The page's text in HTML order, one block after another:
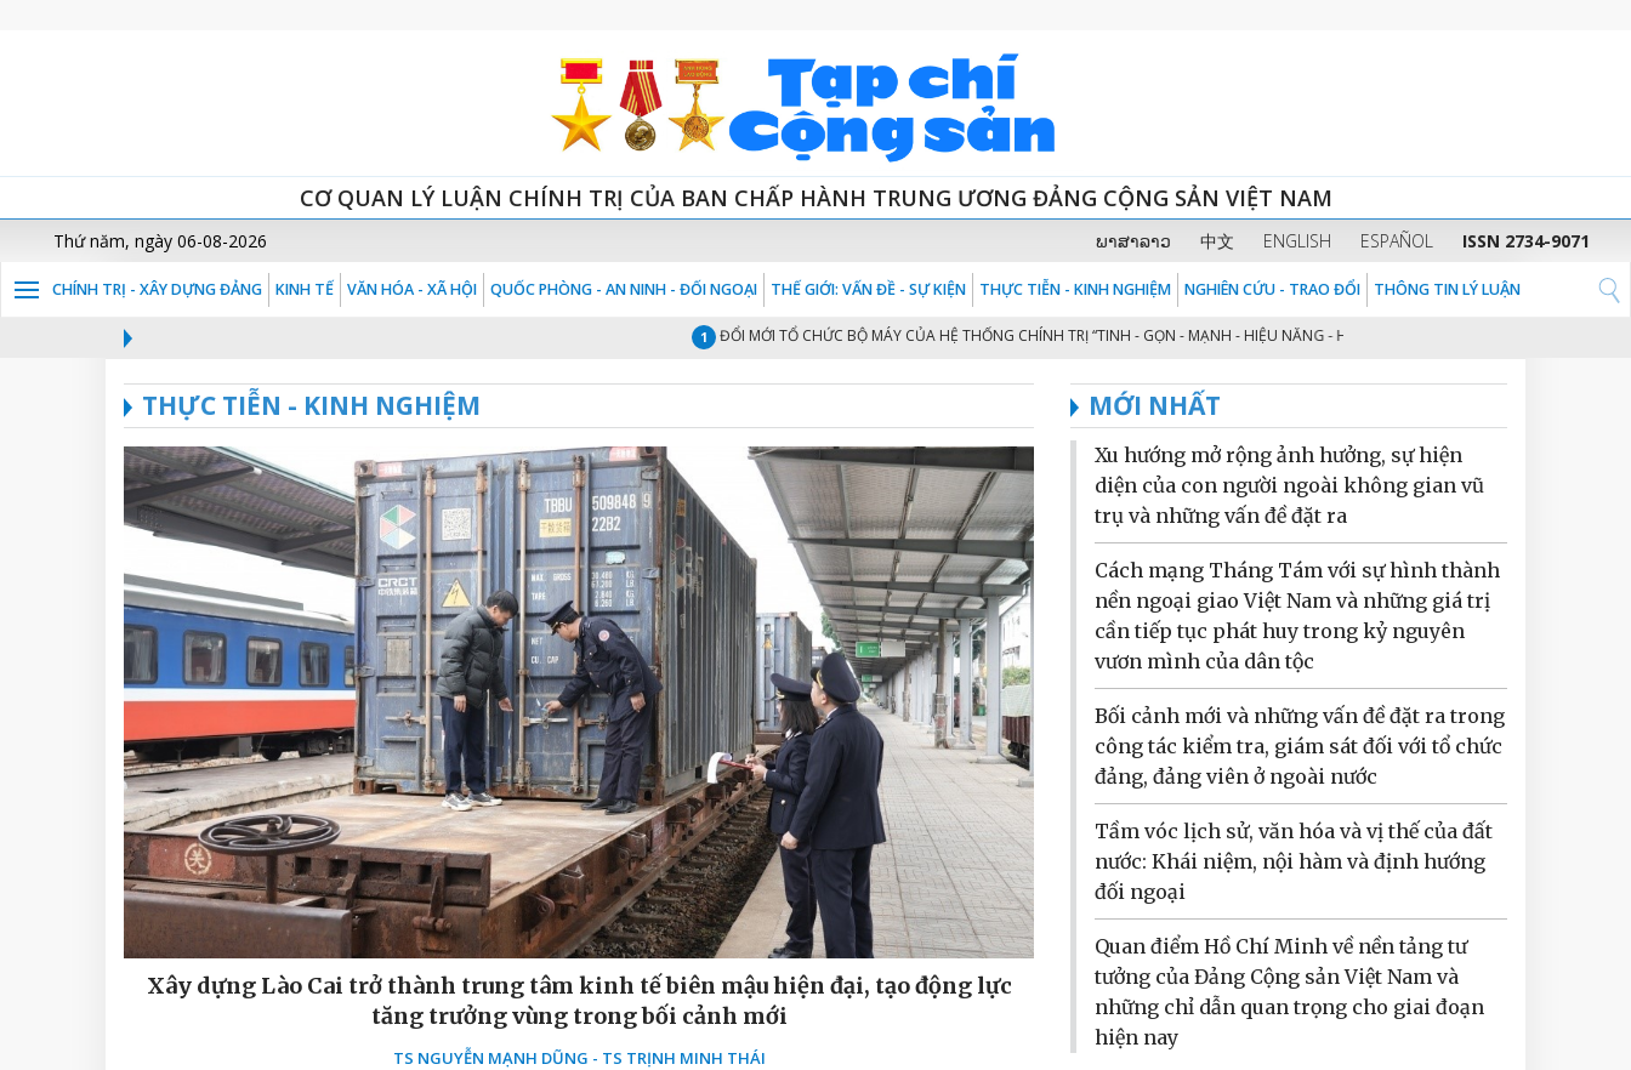
CƠ QUAN LÝ LUẬN CHÍNH TRỊ CỦA BAN CHẤP HÀNH TRUNG ƯƠNG ĐẢNG CỘNG SẢN VIỆT NAM
Thứ năm, ngày 06-08-2026 ພາສາລາວ 中文 ENGLISH ESPAÑOL ISSN 2734-9071
CHÍNH TRỊ - XÂY DỰNG ĐẢNG KINH TẾ VĂN HÓA - XÃ HỘI QUỐC PHÒNG - AN NINH - ĐỐI NGOẠI THẾ GIỚI: VẤN ĐỀ - SỰ KIỆN THỰC TIỄN - KINH NGHIỆM NGHIÊN CỨU - TRAO ĐỔI THÔNG TIN LÝ LUẬN
ĐỔI MỚI TỔ CHỨC BỘ MÁY CỦA HỆ THỐNG CHÍNH TRỊ “TINH - GỌN - MẠNH - HIỆU NĂNG - HIỆU LỰC - HIỆU QUẢ” THEO TINH THẦN
THỰC TIỄN - KINH NGHIỆM
Xây dựng Lào Cai trở thành trung tâm kinh tế biên mậu hiện đại, tạo động lực
tăng trưởng vùng trong bối cảnh mới
TS NGUYỄN MẠNH DŨNG - TS TRỊNH MINH THÁI
MỚI NHẤT
Xu hướng mở rộng ảnh hưởng, sự hiện
diện của con người ngoài không gian vũ
trụ và những vấn đề đặt ra
Cách mạng Tháng Tám với sự hình thành
nền ngoại giao Việt Nam và những giá trị
cần tiếp tục phát huy trong kỷ nguyên
vươn mình của dân tộc
Bối cảnh mới và những vấn đề đặt ra trong
công tác kiểm tra, giám sát đối với tổ chức
đảng, đảng viên ở ngoài nước
Tầm vóc lịch sử, văn hóa và vị thế của đất
nước: Khái niệm, nội hàm và định hướng
đối ngoại
Quan điểm Hồ Chí Minh về nền tảng tư
tưởng của Đảng Cộng sản Việt Nam và
những chỉ dẫn quan trọng cho giai đoạn
hiện nay